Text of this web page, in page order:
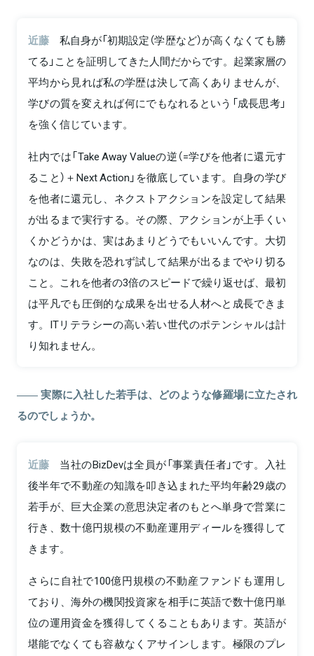
近藤
私自身が「初期設定（学歴など）が高くなくても勝
てる」ことを証明してきた人間だからです。起業家層の
平均から見れば私の学歴は決して高くありませんが、
学びの質を変えれば何にでもなれるという「成長思考」
を強く信じています。
社内では「Take Away Valueの逆（=学びを他者に還元す
ること）＋Next Action」を徹底しています。自身の学び
を他者に還元し、ネクストアクションを設定して結果
が出るまで実行する。その際、アクションが上手くい
くかどうかは、実はあまりどうでもいいんです。大切
なのは、失敗を恐れず試して結果が出るまでやり切る
こと。これを他者の3倍のスピードで繰り返せば、最初
は平凡でも圧倒的な成果を出せる人材へと成長できま
す。ITリテラシーの高い若い世代のポテンシャルは計
り知れません。
実際に入社した若手は、どのような修羅場に立たされ
るのでしょうか。
近藤
当社のBizDevは全員が「事業責任者」です。入社
後半年で不動産の知識を叩き込まれた平均年齢29歳の
若手が、巨大企業の意思決定者のもとへ単身で営業に
行き、数十億円規模の不動産運用ディールを獲得して
きます。
さらに自社で100億円規模の不動産ファンドも運用し
ており、海外の機関投資家を相手に英語で数十億円単
位の運用資金を獲得してくることもあります。英語が
堪能でなくても容赦なくアサインします。極限のプレ